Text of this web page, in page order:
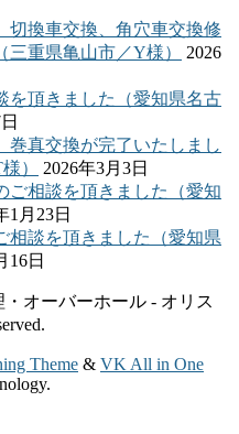
切換車交換、角穴車交換修
重県亀山市／Y様）
2026
を頂きました（愛知県名古
巻真交換が完了いたしまし
）
2026年3月3日
ご相談を頂きました（愛知
1月23日
相談を頂きました（愛知県
16日
オーバーホール - オリス
Theme & VK All in One